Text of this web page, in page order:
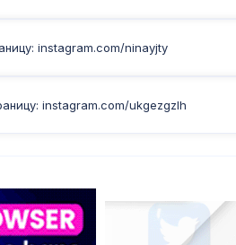
instagram.com/ninayjty
instagram.com/ukgezgzlh